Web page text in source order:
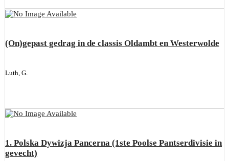
(On)gepast gedrag in de classis Oldambt en Westerwolde
Luth, G.
1. Polska Dywizja Pancerna (1ste Poolse Pantserdivisie in
gevecht)